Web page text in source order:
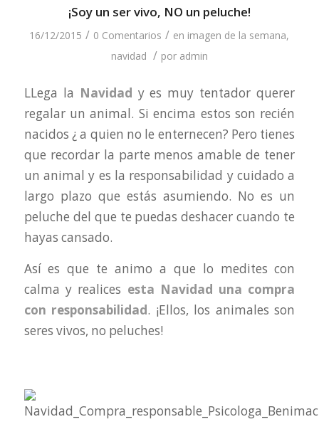
¡Soy un ser vivo, NO un peluche!
16/12/2015 / 0 Comentarios / en imagen de la semana,
navidad / por admin
LLega la Navidad y es muy tentador querer
regalar un animal. Si encima estos son recién
nacidos ¿ a quien no le enternecen? Pero tienes
que recordar la parte menos amable de tener
un animal y es la responsabilidad y cuidado a
largo plazo que estás asumiendo. No es un
peluche del que te puedas deshacer cuando te
hayas cansado.
Así es que te animo a que lo medites con
calma y realices esta Navidad una compra
con responsabilidad. ¡Ellos, los animales son
seres vivos, no peluches!